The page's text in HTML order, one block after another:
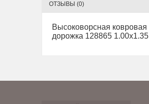
ОТЗЫВЫ (0)
Высоковорсная ковровая
дорожка 128865 1.00х1.35